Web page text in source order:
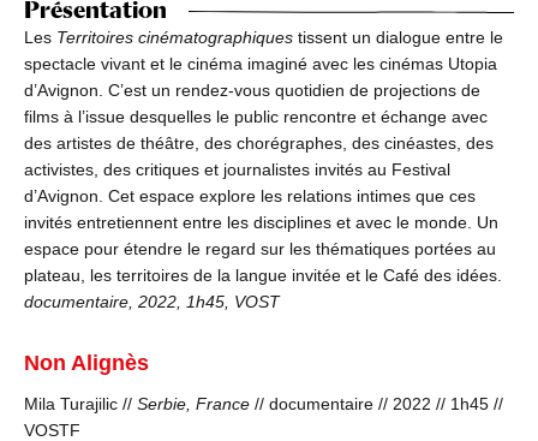
Présentation
Les Territoires cinématographiques tissent un dialogue entre le
spectacle vivant et le cinéma imaginé avec les cinémas Utopia
d’Avignon. C’est un rendez-vous quotidien de projections de
films à l’issue desquelles le public rencontre et échange avec
des artistes de théâtre, des chorégraphes, des cinéastes, des
activistes, des critiques et journalistes invités au Festival
d’Avignon. Cet espace explore les relations intimes que ces
invités entretiennent entre les disciplines et avec le monde. Un
espace pour étendre le regard sur les thématiques portées au
plateau, les territoires de la langue invitée et le Café des idées.
documentaire, 2022, 1h45, VOST
Non Alignès
Mila Turajilic // Serbie, France // documentaire // 2022 // 1h45 //
VOSTF